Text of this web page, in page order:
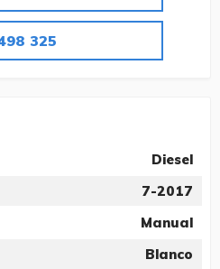
325
Diesel
7-2017
Manual
Blanco